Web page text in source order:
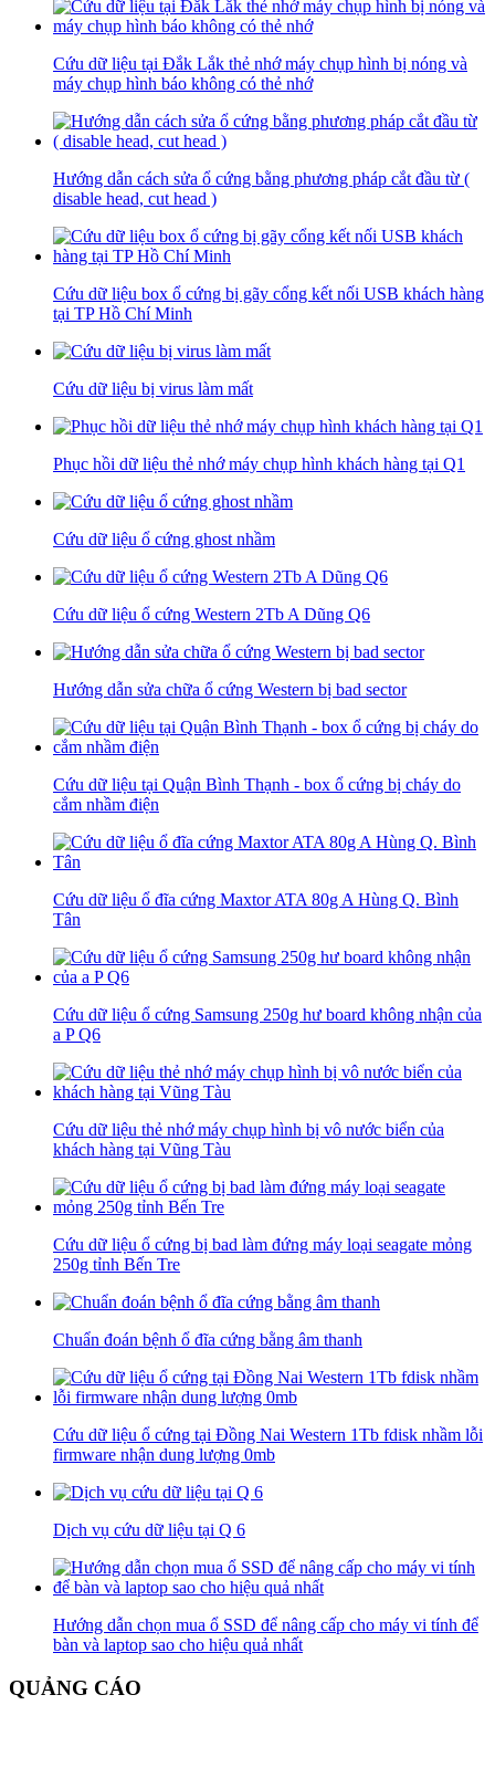
Cứu dữ liệu tại Đắk Lắk thẻ nhớ máy chụp hình bị nóng và
máy chụp hình báo không có thẻ nhớ
Hướng dẫn cách sửa ổ cứng bằng phương pháp cắt đầu từ (
disable head, cut head )
Cứu dữ liệu box ổ cứng bị gãy cổng kết nối USB khách hàng
tại TP Hồ Chí Minh
Cứu dữ liệu bị virus làm mất
Phục hồi dữ liệu thẻ nhớ máy chụp hình khách hàng tại Q1
Cứu dữ liệu ổ cứng ghost nhầm
Cứu dữ liệu ổ cứng Western 2Tb A Dũng Q6
Hướng dẫn sửa chữa ổ cứng Western bị bad sector
Cứu dữ liệu tại Quận Bình Thạnh - box ổ cứng bị cháy do
cắm nhầm điện
Cứu dữ liệu ổ đĩa cứng Maxtor ATA 80g A Hùng Q. Bình
Tân
Cứu dữ liệu ổ cứng Samsung 250g hư board không nhận của
a P Q6
Cứu dữ liệu thẻ nhớ máy chụp hình bị vô nước biển của
khách hàng tại Vũng Tàu
Cứu dữ liệu ổ cứng bị bad làm đứng máy loại seagate mỏng
250g tỉnh Bến Tre
Chuẩn đoán bệnh ổ đĩa cứng bằng âm thanh
Cứu dữ liệu ổ cứng tại Đồng Nai Western 1Tb fdisk nhầm lỗi
firmware nhận dung lượng 0mb
Dịch vụ cứu dữ liệu tại Q 6
Hướng dẫn chọn mua ổ SSD để nâng cấp cho máy vi tính để
bàn và laptop sao cho hiệu quả nhất
QUẢNG CÁO